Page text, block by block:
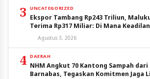
3 UNCATEGORIZED
Ekspor Tambang Rp243 Triliun,
Terima Rp317 Miliar: Di Mana
Agustus 3, 2026
4 DAERAH
NHM Angkut 70 Kantong Sampah dari
Barnabas, Tegaskan Komitmen Jaga